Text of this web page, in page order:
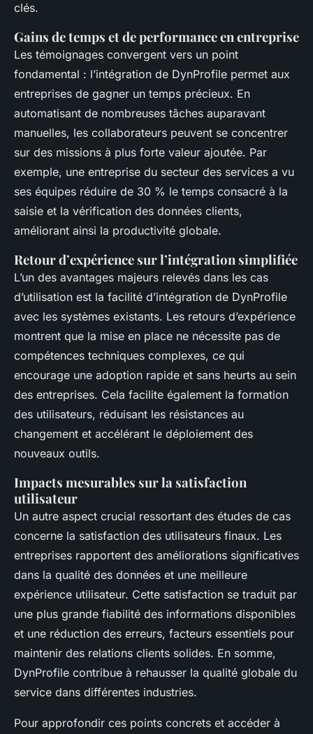
clés.
Gains de temps et de performance en entreprise
Les témoignages convergent vers un point
fondamental : l’intégration de DynProfile permet aux
entreprises de gagner un temps précieux. En
automatisant de nombreuses tâches auparavant
manuelles, les collaborateurs peuvent se concentrer
sur des missions à plus forte valeur ajoutée. Par
exemple, une entreprise du secteur des services a vu
ses équipes réduire de 30 % le temps consacré à la
saisie et la vérification des données clients,
améliorant ainsi la productivité globale.
Retour d’expérience sur l’intégration simplifiée
L’un des avantages majeurs relevés dans les cas
d’utilisation est la facilité d’intégration de DynProfile
avec les systèmes existants. Les retours d’expérience
montrent que la mise en place ne nécessite pas de
compétences techniques complexes, ce qui
encourage une adoption rapide et sans heurts au sein
des entreprises. Cela facilite également la formation
des utilisateurs, réduisant les résistances au
changement et accélérant le déploiement des
nouveaux outils.
Impacts mesurables sur la satisfaction
utilisateur
Un autre aspect crucial ressortant des études de cas
concerne la satisfaction des utilisateurs finaux. Les
entreprises rapportent des améliorations significatives
dans la qualité des données et une meilleure
expérience utilisateur. Cette satisfaction se traduit par
une plus grande fiabilité des informations disponibles
et une réduction des erreurs, facteurs essentiels pour
maintenir des relations clients solides. En somme,
DynProfile contribue à rehausser la qualité globale du
service dans différentes industries.
Pour approfondir ces points concrets et accéder à